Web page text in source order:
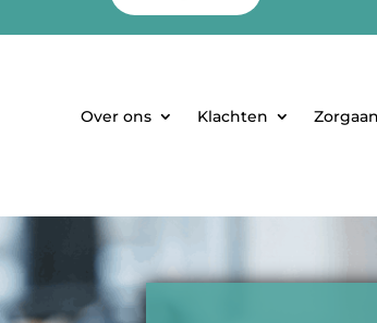
Over ons Klachten